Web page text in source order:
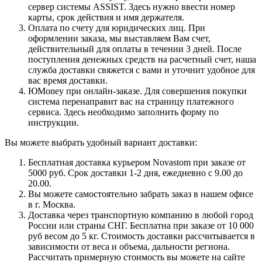
сервер системы ASSIST. Здесь нужно ввести номер
карты, срок действия и имя держателя.
Оплата по счету для юридических лиц. При
оформлении заказа, мы выставляем Вам счет,
действительный для оплаты в течении 3 дней. После
поступления денежных средств на расчетный счет, наша
служба доставки свяжется с вами и уточнит удобное для
вас время доставки.
ЮMoney при онлайн-заказе. Для совершения покупки
система перенаправит вас на страницу платежного
сервиса. Здесь необходимо заполнить форму по
инструкции.
Вы можете выбрать удобный вариант доставки:
Бесплатная доставка курьером Novastom при заказе от
5000 руб. Срок доставки 1-2 дня, ежедневно с 9.00 до
20.00.
Вы можете самостоятельно забрать заказ в нашем офисе
в г. Москва.
Доставка через транспортную компанию в любой город
России или страны СНГ. Бесплатна при заказе от 10 000
руб весом до 5 кг. Стоимость доставки рассчитывается в
зависимости от веса и объема, дальности региона.
Рассчитать примерную стоимость вы можете на сайте